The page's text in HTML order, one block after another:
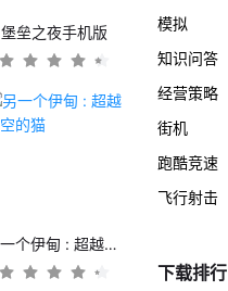
堡垒之夜手机版
另一个伊甸 : 超越时空的猫
模拟
知识问答
经营策略
街机
跑酷竞速
飞行射击
下载排行